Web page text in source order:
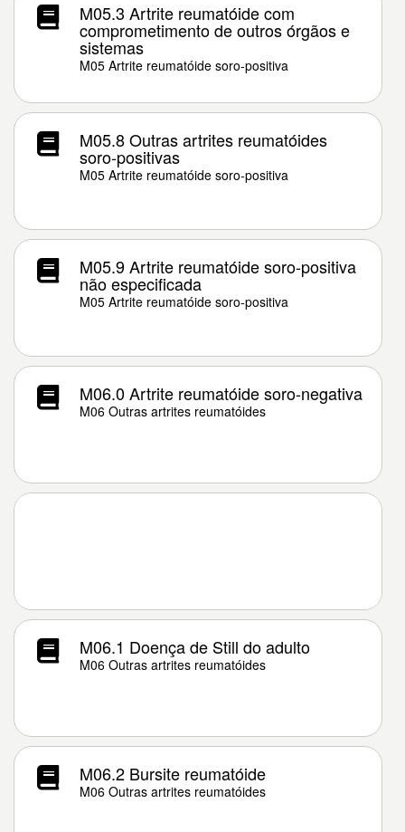
M05.3 Artrite reumatóide com
comprometimento de outros órgãos e
sistemas
M05 Artrite reumatóide soro-positiva
M05.8 Outras artrites reumatóides
soro-positivas
M05 Artrite reumatóide soro-positiva
M05.9 Artrite reumatóide soro-positiva
não especificada
M05 Artrite reumatóide soro-positiva
M06.0 Artrite reumatóide soro-negativa
M06 Outras artrites reumatóides
M06.1 Doença de Still do adulto
M06 Outras artrites reumatóides
M06.2 Bursite reumatóide
M06 Outras artrites reumatóides